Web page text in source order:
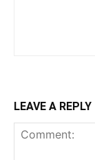
LEAVE A REPLY